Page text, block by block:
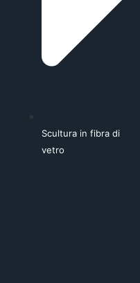
Scultura in fibra di
vetro